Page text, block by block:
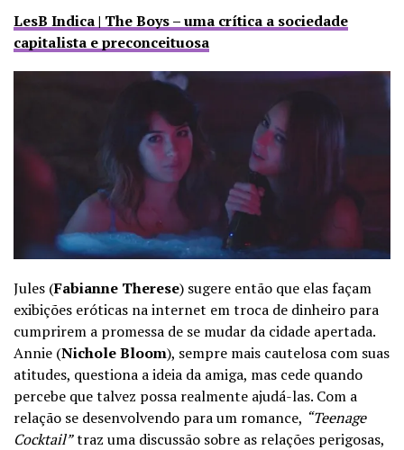
LesB Indica | The Boys – uma crítica a sociedade
capitalista e preconceituosa
Jules (Fabianne Therese) sugere então que elas façam
exibições eróticas na internet em troca de dinheiro para
cumprirem a promessa de se mudar da cidade apertada.
Annie (Nichole Bloom), sempre mais cautelosa com suas
atitudes, questiona a ideia da amiga, mas cede quando
percebe que talvez possa realmente ajudá-las. Com a
relação se desenvolvendo para um romance, “Teenage
Cocktail”traz uma discussão sobre as relações perigosas,